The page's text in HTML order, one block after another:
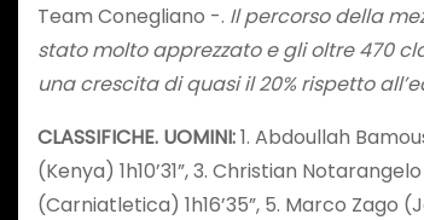
Team Conegliano -. Il percorso della
stato molto apprezzato e gli oltre 470
una crescita di quasi il 20% rispetto
CLASSIFICHE. UOMINI:1. Abdoullah
(Kenya) 1h10’31”, 3. Christian
(Carniatletica) 1h16’35”, 5. Marco Zago